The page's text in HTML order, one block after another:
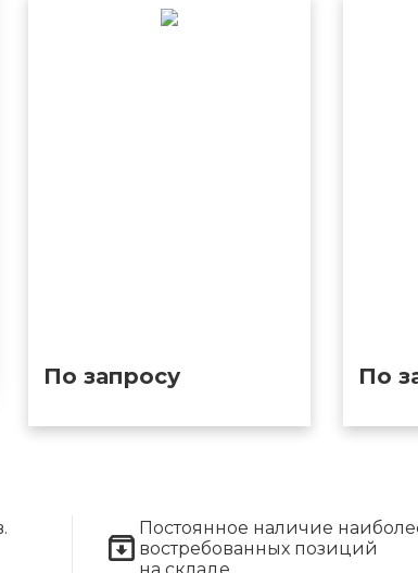
По запросу По
Постоянное наличие
востребованных позиций
на складе